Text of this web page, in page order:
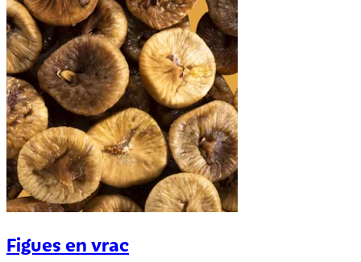
Figues en vrac